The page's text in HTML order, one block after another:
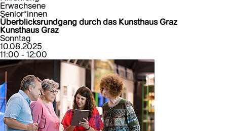
Erwachsene
Senior*innen
Überblicksrundgang durch das Kunsthaus Graz
Kunsthaus Graz
Sonntag
10.08.2025
11:00 - 12:00